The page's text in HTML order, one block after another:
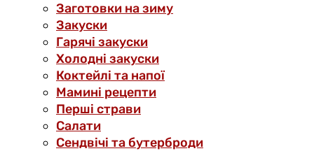
Заготовки на зиму
Закуски
Гарячі закуски
Холодні закуски
Коктейлі та напої
Мамині рецепти
Перші страви
Салати
Сендвічі та бутерброди